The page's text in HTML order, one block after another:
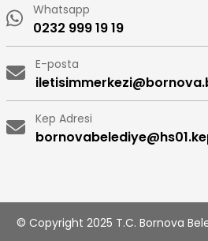
Whatsapp
0232 999 19 19
E-posta
Kep Adresi
© Copyright 2025 T.C. Bornova